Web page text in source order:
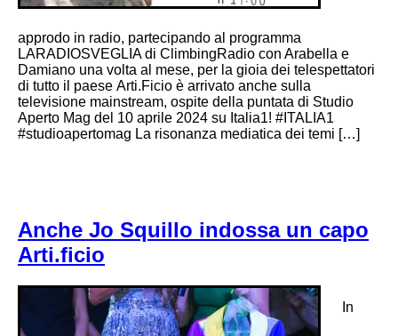
approdo in radio, partecipando al programma
LARADIOSVEGLIA di ClimbingRadio con Arabella e
Damiano una volta al mese, per la gioia dei telespettatori
di tutto il paese Arti.Ficio è arrivato anche sulla
televisione mainstream, ospite della puntata di Studio
Aperto Mag del 10 aprile 2024 su Italia1! #ITALIA1
#studioapertomag La risonanza mediatica dei temi […]
Anche Jo Squillo indossa un capo
Arti.ficio
In